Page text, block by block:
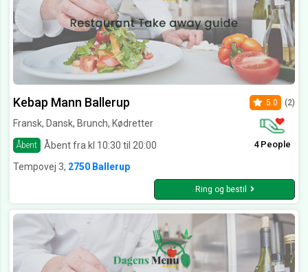
Kebap Mann Ballerup
Fransk, Dansk, Brunch, Kødretter
Åbent Åbent fra kl 10:30 til 20:00
5.0 (2)
4 People
Tempovej 3, 2750 Ballerup
Ring og bestil